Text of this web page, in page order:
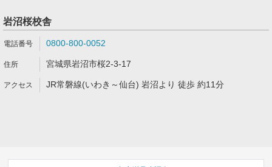
岩沼桜校舎
0800-800-0052
宮城県岩沼市桜2-3-17
JR常磐線(いわき～仙台) 岩沼より 徒歩 約11分